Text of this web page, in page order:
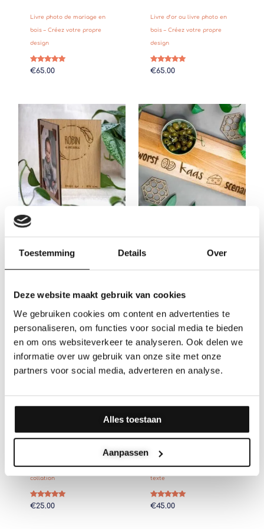
Toestemming Details Over
Deze website maakt gebruik van cookies
We gebruiken cookies om content en advertenties te
personaliseren, om functies voor social media te bieden
en om ons websiteverkeer te analyseren. Ook delen we
informatie over uw gebruik van onze site met onze
partners voor social media, adverteren en analyse.
Alles toestaan
Aanpassen
Livre photo de mariage en
bois – Créez votre propre
design
Note
5.00
€65.00
Livre d’or ou livre photo en
bois – Créez votre propre
design
Note
5.00
€65.00
5.00
sur 5
Plage
de
prix :
€34.95
à
€39.95
5.00
sur 5
Gravure petite planche à
collation
Note
5.00
€25.00
Plateau de service rond avec
texte
Note
5.00
€45.00